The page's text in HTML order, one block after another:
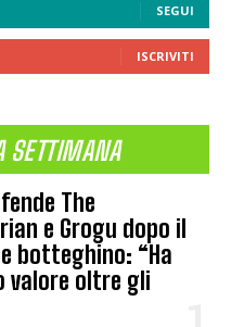
SEGUI
ISCRIVITI
SETTIMANA
The
e Grogu dopo il
botteghino: “Ha
valore oltre gli